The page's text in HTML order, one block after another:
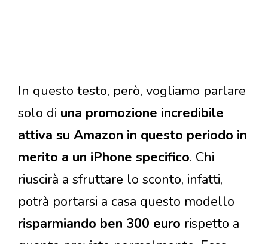
In questo testo, però, vogliamo parlare
solo di una promozione incredibile
attiva su Amazon in questo periodo in
merito a un iPhone specifico. Chi
riuscirà a sfruttare lo sconto, infatti,
potrà portarsi a casa questo modello
risparmiando ben 300 euro rispetto a